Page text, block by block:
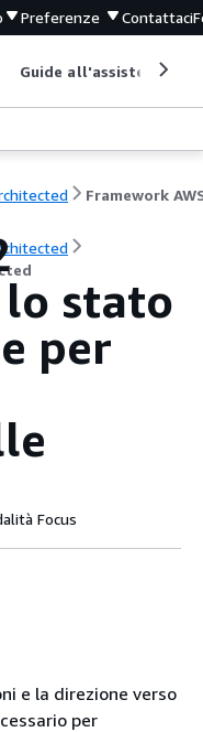
Preferenze Contattaci
Guide all'assistenza
lo stato
per
Focus
e la direzione verso
per